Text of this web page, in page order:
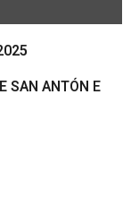
SAN ANTÓN E